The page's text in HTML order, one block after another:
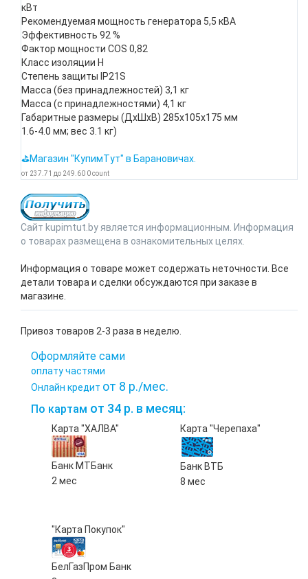
кВт
Рекомендуемая мощность генератора 5,5 кВА
Эффективность 92 %
Фактор мощности COS 0,82
Класс изоляции H
Степень защиты IP21S
Масса (без принадлежностей) 3,1 кг
Масса (с принадлежностями) 4,1 кг
Габаритные размеры (ДхШхВ) 285х105х175 мм
1.6-4.0 мм; вес 3.1 кг)
⛳Магазин "КупимТут" в Барановичах.
от 237.71 до 249.60 0count
Сайт kupimtut.by является информационным. Информация
о товарах размещена в ознакомительных целях.
Информация о товаре может содержать неточности. Все
детали товара и сделки обсуждаются при заказе в
магазине.
Привоз товаров 2-3 раза в неделю.
Оформляйте сами
оплату частями
Онлайн кредит от 8 р./мес.
По картам от 34 р. в месяц:
Карта "ХАЛВА"
Банк МТБанк
2 мес
Карта "Черепаха"
Банк ВТБ
8 мес
"Карта Покупок"
БелГазПром Банк